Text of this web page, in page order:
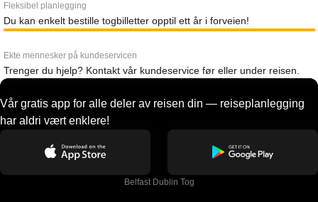
Fleksibel planlegging
Du kan enkelt bestille togbilletter opptil ett år i forveien!
Ekte mennesker på kundeservicen
Trenger du hjelp? Kontakt vår kundeservice før eller under reisen.
Vår gratis app for alle deler av reisen din — reiseplanlegging
har aldri vært enklere!
Belfast Dublin Tog